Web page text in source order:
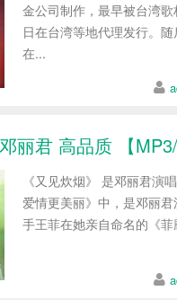
金公司制作，最早被台湾
日在台湾等地代理发行。
在...
丽君 高品质 【MP3/
《又见炊烟》 是邓丽君
爱情更美丽》中，是邓丽
手王菲在她亲自命名的《